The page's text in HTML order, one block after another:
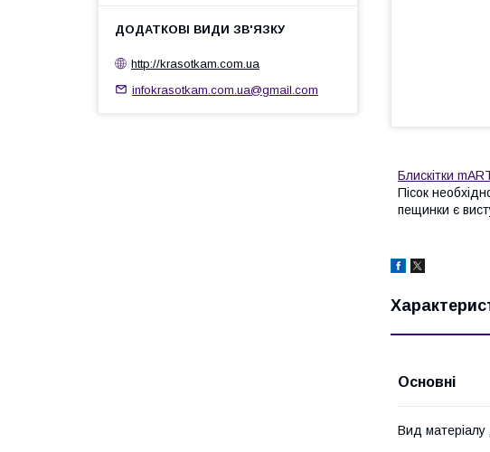
Блискітки
Пісок
пещинки є
Основні
Вид матеріалу
http://krasotkam.com.ua
infokrasotkam.com.ua@gmail.com